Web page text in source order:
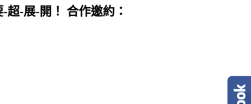
-展-開！ 合作邀約：